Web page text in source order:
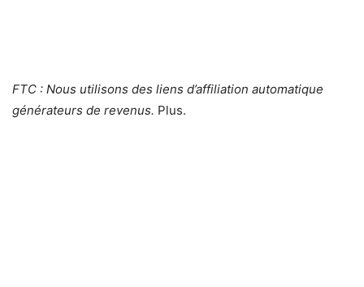
FTC : Nous utilisons des liens d’affiliation automatique
générateurs de revenus. Plus.